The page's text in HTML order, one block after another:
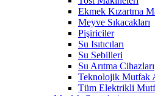
Ekmek Kızartma
Meyve Sıkacakları
Pişiriciler
Su Isıtıcıları
Su Sebilleri
Su Arıtma Cihazları
Teknolojik Mutfak
Tüm Elektrikli